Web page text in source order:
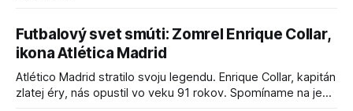
Futbalový svet smúti: Zomrel Enrique Collar,
ikona Atlética Madrid
Atlético Madrid stratilo svoju legendu. Enrique Collar, kapitán
zlatej éry, nás opustil vo veku 91 rokov. Spomíname na jeho